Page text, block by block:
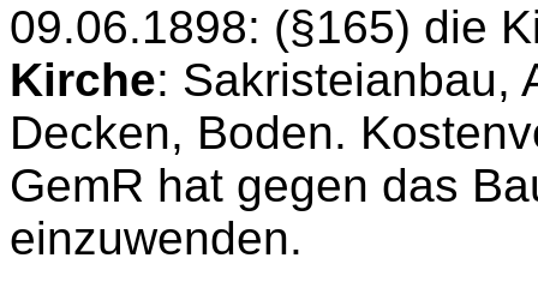
09.06.1898: (§165) die
Kirche: Sakristeianbau,
Decken, Boden.
GemR hat gegen das
einzuwenden.